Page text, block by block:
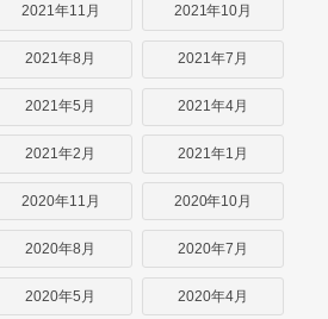
2021年11月 2021年10月
2021年8月 2021年7月
2021年5月 2021年4月
2021年2月 2021年1月
2020年11月 2020年10月
2020年8月 2020年7月
2020年5月 2020年4月